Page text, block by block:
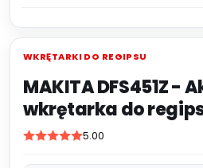
WKRĘTARKI DO REGIPSU
MAKITA DFS451Z -
wkrętarka do
5.00